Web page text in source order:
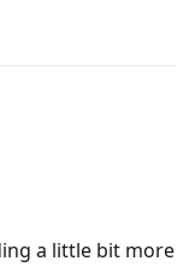
a little bit more